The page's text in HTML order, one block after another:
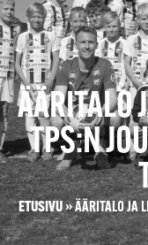
ÄÄRITALO
TPS:N
ETUSIVU»ÄÄRITALO JA